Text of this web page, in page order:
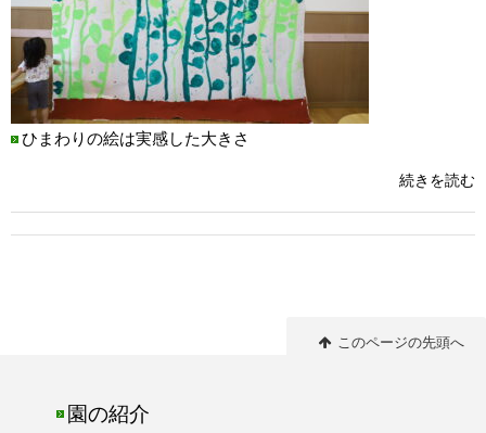
ひまわりの絵は実感した大きさ
続きを読む
このページの先頭へ
園の紹介